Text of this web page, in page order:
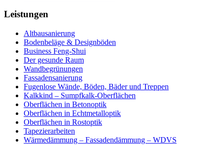
Leistungen
Altbausanierung
Bodenbeläge & Designböden
Business Feng-Shui
Der gesunde Raum
Wandbegrünungen
Fassadensanierung
Fugenlose Wände, Böden, Bäder und Treppen
Kalkkind – Sumpfkalk-Oberflächen
Oberflächen in Betonoptik
Oberflächen in Echtmetalloptik
Oberflächen in Rostoptik
Tapezierarbeiten
Wärmedämmung – Fassadendämmung – WDVS